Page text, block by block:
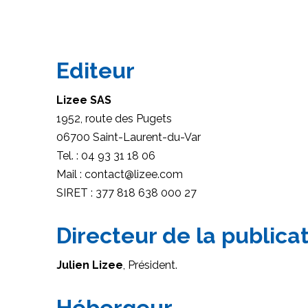
Editeur
Lizee SAS
1952, route des Pugets
06700 Saint-Laurent-du-Var
Tel. : 04 93 31 18 06
Mail : contact@lizee.com
SIRET : 377 818 638 000 27
Directeur de la
Julien Lizee, Président.